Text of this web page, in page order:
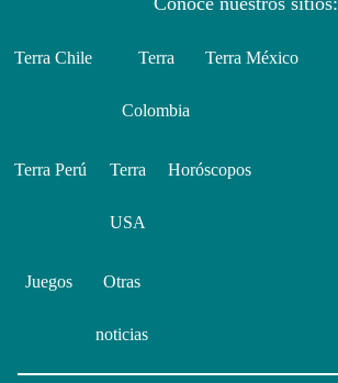
Terra Chile Terra
Colombia
Terra México
Terra Perú Terra
USA
Horóscopos
Juegos Otras
noticias